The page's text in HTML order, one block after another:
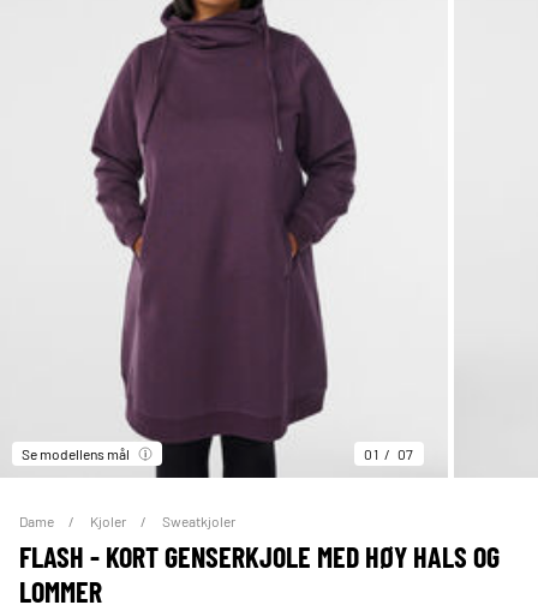
Se modellens mål 01 07
Dame Kjoler Sweatkjoler
FLASH - KORT GENSERKJOLE MED HØY HALS OG
LOMMER